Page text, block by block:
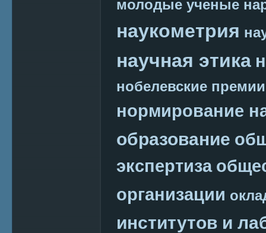
молодые ученые
наукометрия
научная этика
нобелевские премии
нормирование
образование
экспертиза
организации
институтов и